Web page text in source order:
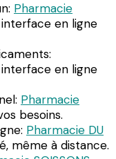
Pharmacie
en ligne
en ligne
Pharmacie
besoins.
Pharmacie DU
même à distance.